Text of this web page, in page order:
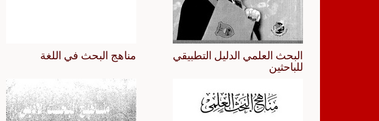
مناهج البحث في اللغة
البحث العلمي الدليل التطبيقي
للباحثين